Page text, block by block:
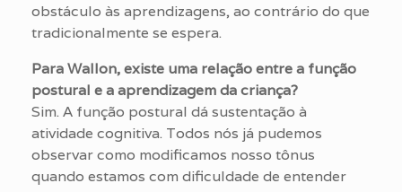
obstáculo às aprendizagens, ao contrário do que
tradicionalmente se espera.
Para Wallon, existe uma relação entre a função
postural e a aprendizagem da criança?
Sim. A função postural dá sustentação à
atividade cognitiva. Todos nós já pudemos
observar como modificamos nosso tônus
quando estamos com dificuldade de entender